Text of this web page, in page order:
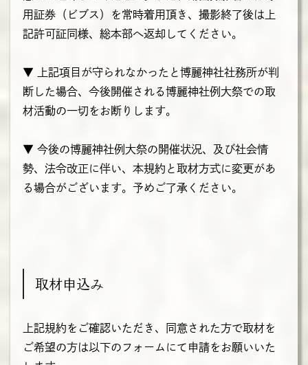
用証券（ビブス）を常時着用頂き、撮影終了後は上
記許可証同様、総本部へ返却してください。
▼ 上記項目が守られなかったと博麗神社社務所が判
断した場合、今後開催される博麗神社例大祭での取
材活動の一切をお断りします。
▼ 今後の博麗神社例大祭の開催状況、及び社会情
勢、法令改正に伴い、本規約と取材方式に変更があ
る場合がございます。予めご了承ください。
取材申込み
上記規約をご確認いただき、同意された方で取材を
ご希望の方は以下のフォームにて申請をお願いいた